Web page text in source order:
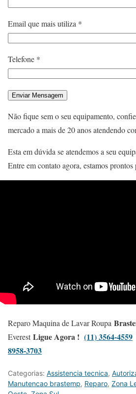
Email que mais utiliza *
Telefone *
Não fique sem o seu equipamento,
mercado a mais de 20 anos atendendo
Esta em dúvida se atendemos a seu
Entre em contato agora, estamos
Reparo Maquina de Lavar Roupa
EverestLigue Agora ! (11) 3564-4559
8958-3703
Categorias: Assistencia tecnica,
Manutencao brastemp, Reparo, Zona